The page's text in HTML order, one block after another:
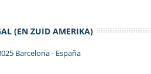
(EN ZUID AMERIKA)
Barcelona - España